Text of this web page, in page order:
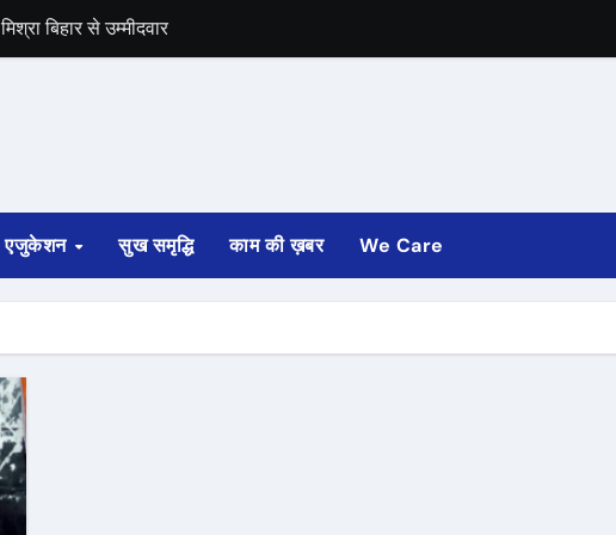
बिहार से उम्मीदवार
एजुकेशन सुख समृद्धि काम की ख़बर We Care